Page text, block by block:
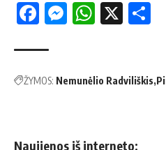
Facebook
Messenger
X
ŽYMOS: Nemunėlio Radviliškis
Naujienos iš interneto: